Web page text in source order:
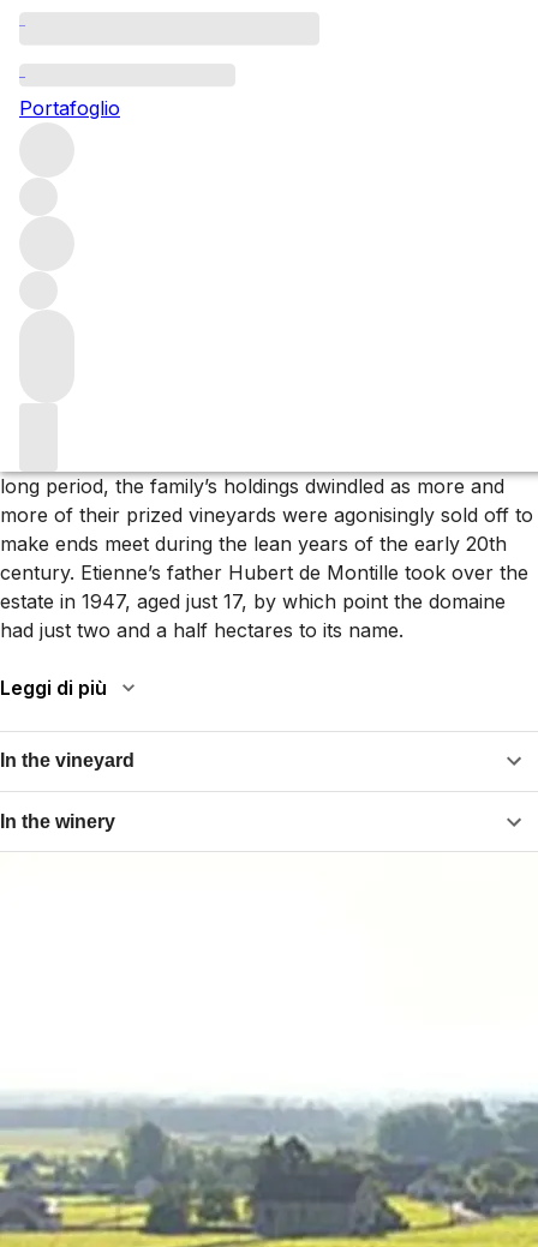
Portafoglio
Questo articolo è pubblicato nella lingua originale anziché
nella lingua del sito.
Sfoglia tutti i produttori
Domaine de Montille
Volnay’s Domaine de Montille is one of the most historic in
the Côte d’Or. Founded in 1730, the property remains
family-owned and run, with Etienne de Montille – the ninth
About the producer
long period, the family’s holdings dwindled as more and
more of their prized vineyards were agonisingly sold off to
make ends meet during the lean years of the early 20th
century. Etienne’s father Hubert de Montille took over the
estate in 1947, aged just 17, by which point the domaine
had just two and a half hectares to its name.
Leggi di più
In the vineyard
In the winery